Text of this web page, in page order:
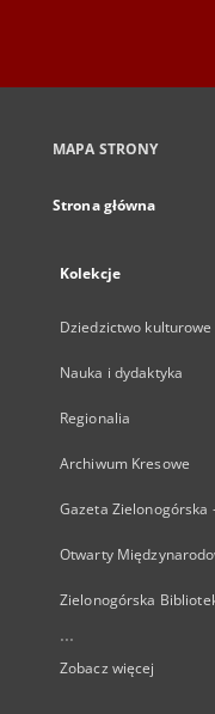
MAPA STRONY
Strona główna
Kolekcje
Dziedzictwo kulturowe
Nauka i dydaktyka
Regionalia
Archiwum Kresowe
Gazeta Zielonogórska
Otwarty
Zielonogórska
...
Zobacz więcej